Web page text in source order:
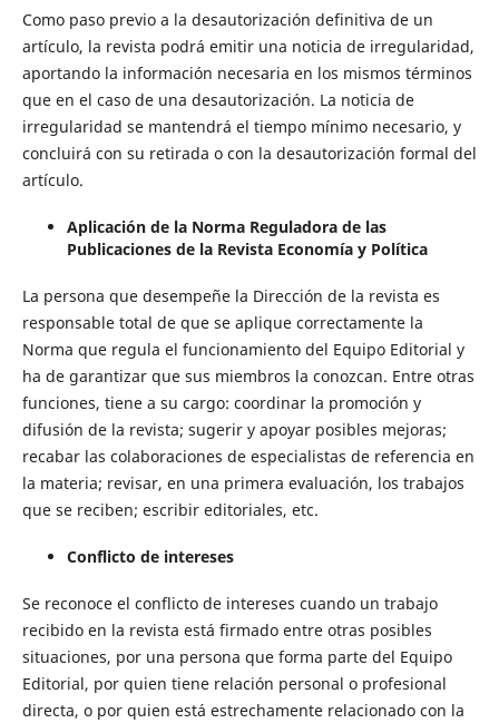
Como paso previo a la desautorización definitiva de un
artículo, la revista podrá emitir una noticia de irregularidad,
aportando la información necesaria en los mismos términos
que en el caso de una desautorización. La noticia de
irregularidad se mantendrá el tiempo mínimo necesario, y
concluirá con su retirada o con la desautorización formal del
artículo.
Aplicación de la Norma Reguladora de las
Publicaciones de la Revista Economía y Política
La persona que desempeñe la Dirección de la revista es
responsable total de que se aplique correctamente la
Norma que regula el funcionamiento del Equipo Editorial y
ha de garantizar que sus miembros la conozcan. Entre otras
funciones, tiene a su cargo: coordinar la promoción y
difusión de la revista; sugerir y apoyar posibles mejoras;
recabar las colaboraciones de especialistas de referencia en
la materia; revisar, en una primera evaluación, los trabajos
que se reciben; escribir editoriales, etc.
Conflicto de intereses
Se reconoce el conflicto de intereses cuando un trabajo
recibido en la revista está firmado entre otras posibles
situaciones, por una persona que forma parte del Equipo
Editorial, por quien tiene relación personal o profesional
directa, o por quien está estrechamente relacionado con la